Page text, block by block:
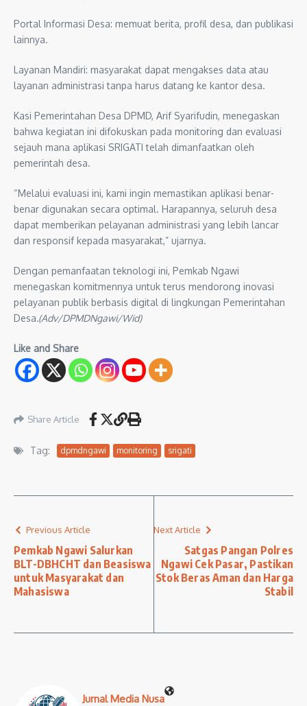
Portal Informasi Desa: memuat berita, profil desa, dan publikasi
lainnya.
Layanan Mandiri: masyarakat dapat mengakses data atau
layanan administrasi tanpa harus datang ke kantor desa.
Kasi Pemerintahan Desa DPMD, Arif Syarifudin, menegaskan
bahwa kegiatan ini difokuskan pada monitoring dan evaluasi
sejauh mana aplikasi SRIGATI telah dimanfaatkan oleh
pemerintah desa.
“Melalui evaluasi ini, kami ingin memastikan aplikasi benar-
benar digunakan secara optimal. Harapannya, seluruh desa
dapat memberikan pelayanan administrasi yang lebih lancar
dan responsif kepada masyarakat,” ujarnya.
Dengan pemanfaatan teknologi ini, Pemkab Ngawi
menegaskan komitmennya untuk terus mendorong inovasi
pelayanan publik berbasis digital di lingkungan Pemerintahan
Desa.(Adv/DPMDNgawi/Wid)
Like and Share
Share Article
Tag: dpmdngawi monitoring srigati
Previous Article
Pemkab Ngawi Salurkan
BLT-DBHCHT dan Beasiswa
untuk Masyarakat dan
Mahasiswa
Next Article
Satgas Pangan Polres
Ngawi Cek Pasar, Pastikan
Stok Beras Aman dan Harga
Stabil
Jurnal Media Nusa